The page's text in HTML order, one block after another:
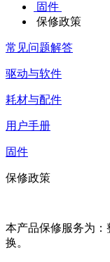
固件
保修政策
常见问题解答
驱动与软件
耗材与配件
用户手册
固件
保修政策
本产品保修服务为
换。